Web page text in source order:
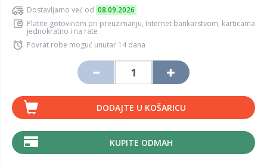
Dostavljamo već od 08.09.2026
Platite gotovinom pri preuzimanju, Internet bankarstvom, karticama
jednokratno i na rate
Povrat robe moguć unutar 14 dana
DODAJTE U KOŠARICU
KUPITE ODMAH